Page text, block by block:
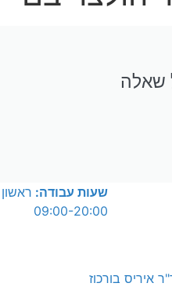
שאלה
שעות עבודה:
09:00-20:00
איריס בורכוז